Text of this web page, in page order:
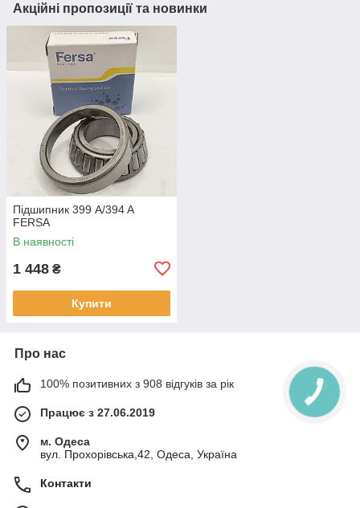
Акційні пропозиції та новинки
Підшипник 399 A/394 A
FERSA
В наявності
1 448 ₴
Купити
Про нас
100% позитивних з 908 відгуків за рік
Працює з 27.06.2019
м. Одеса
вул. Прохорівська,42, Одеса, Україна
Контакти